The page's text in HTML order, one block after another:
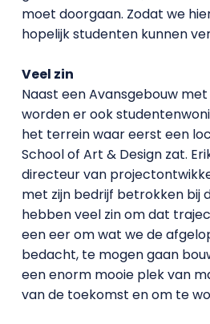
moet doorgaan. Zodat we
hopelijk studenten kunnen
Veel zin
Naast een Avansgebouw
worden er ook
het terrein waar eerst een
School of Art & Design zat.
directeur van
met zijn bedrijf betrokken bij
hebben veel zin om dat
een eer om wat we de
bedacht, te mogen gaan
een enorm mooie plek van
van de toekomst en om te